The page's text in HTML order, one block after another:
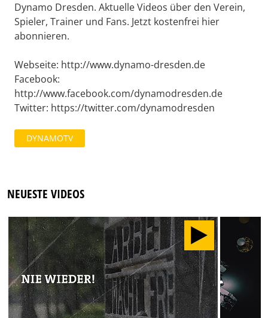
Dynamo Dresden. Aktuelle Videos über den Verein,
Spieler, Trainer und Fans. Jetzt kostenfrei hier
abonnieren.
Webseite: http://www.dynamo-dresden.de
Facebook:
http://www.facebook.com/dynamodresden.de
Twitter: https://twitter.com/dynamodresden
DYNAMOTV
NEUESTE VIDEOS